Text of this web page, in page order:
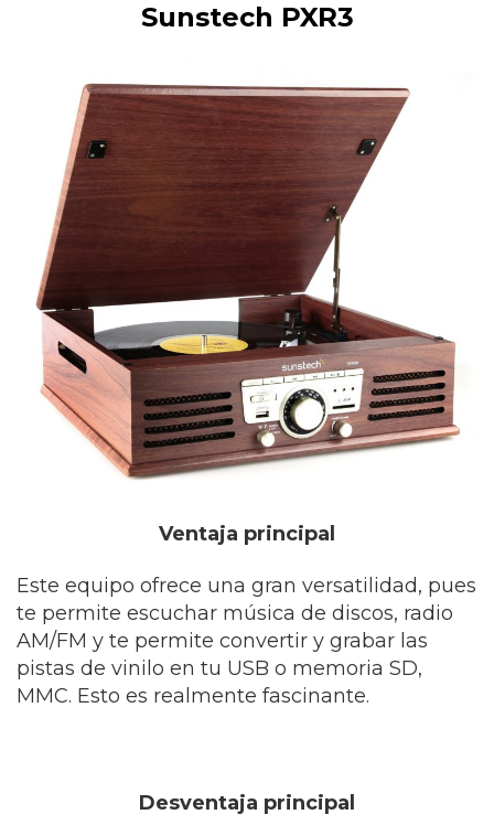
Sunstech PXR3
Ventaja principal
Este equipo ofrece una gran versatilidad, pues
te permite escuchar música de discos, radio
AM/FM y te permite convertir y grabar las
pistas de vinilo en tu USB o memoria SD,
MMC. Esto es realmente fascinante.
Desventaja principal